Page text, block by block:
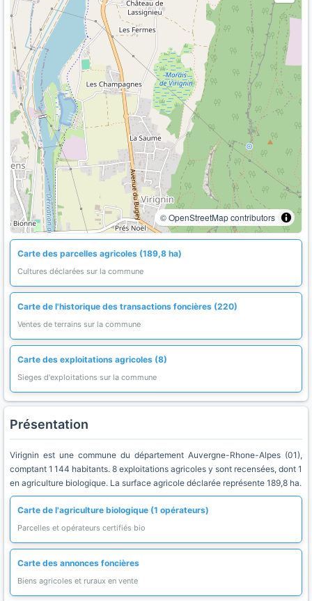
© OpenStreetMap contributors
Carte des parcelles agricoles (189,8 ha)
Cultures déclarées sur la commune
Carte de l'historique des transactions foncières (220)
Ventes de terrains sur la commune
Carte des exploitations agricoles (8)
Sieges d'exploitations sur la commune
Présentation
Virignin est une commune du département Auvergne-Rhone-Alpes (01),
comptant 1 144 habitants. 8 exploitations agricoles y sont recensées, dont 1
en agriculture biologique. La surface agricole déclarée représente 189,8 ha.
Carte de l'agriculture biologique (1 opérateurs)
Parcelles et opérateurs certifiés bio
Carte des annonces foncières
Biens agricoles et ruraux en vente